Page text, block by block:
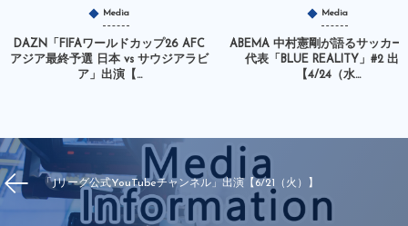
Media
DAZN「FIFAワールドカップ26 AFC
アジア最終予選 日本 vs サウジアラビ
ア」出演【...
Media
ABEMA 中村憲剛が語るサッカー
代表「BLUE REALITY」#2 出
【4/24（水...
「Jリーグ公式YouTubeチャンネル」出演【6/21（火）】